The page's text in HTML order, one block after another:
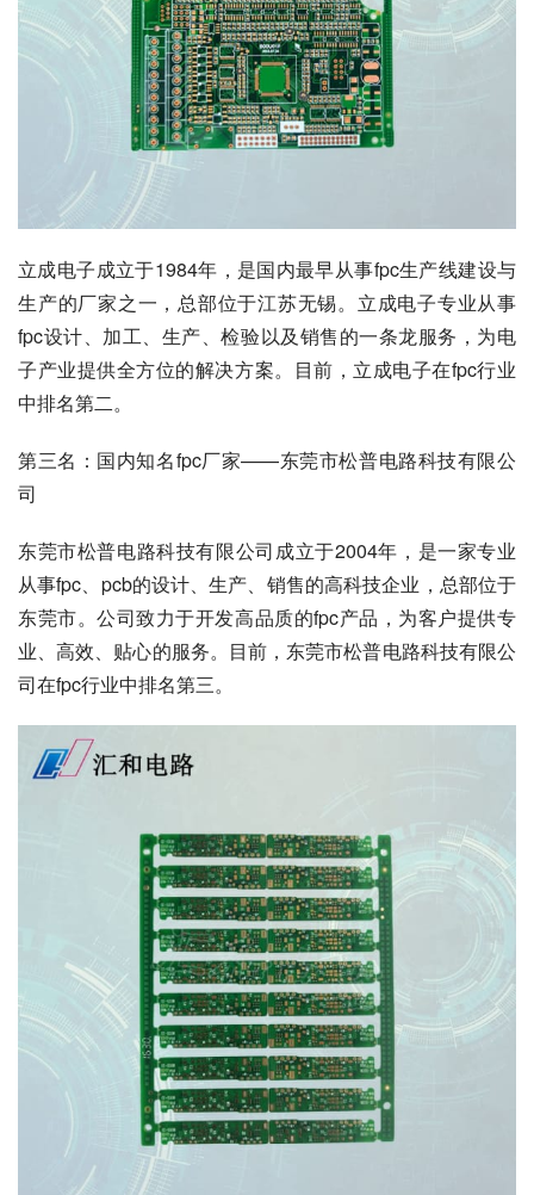
立成电子成立于1984年，是国内最早从事fpc生产线建设与
生产的厂家之一，总部位于江苏无锡。立成电子专业从事
fpc设计、加工、生产、检验以及销售的一条龙服务，为电
子产业提供全方位的解决方案。目前，立成电子在fpc行业
中排名第二。
第三名：国内知名fpc厂家——东莞市松普电路科技有限公
司
东莞市松普电路科技有限公司成立于2004年，是一家专业
从事fpc、pcb的设计、生产、销售的高科技企业，总部位于
东莞市。公司致力于开发高品质的fpc产品，为客户提供专
业、高效、贴心的服务。目前，东莞市松普电路科技有限公
司在fpc行业中排名第三。